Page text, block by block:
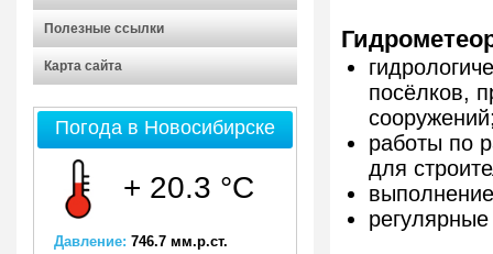
Полезные ссылки
Карта сайта
Погода в Новосибирске
+ 20.3 °C
Давление: 746.7 мм.р.ст.
посёлков,
работы по
для